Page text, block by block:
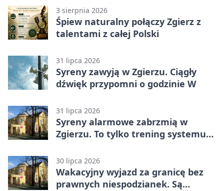
3 sierpnia 2026
Śpiew naturalny połączy Zgierz z
talentami z całej Polski
31 lipca 2026
Syreny zawyją w Zgierzu. Ciągły
dźwięk przypomni o godzinie W
31 lipca 2026
Syreny alarmowe zabrzmią w
Zgierzu. To tylko trening systemu
30 lipca 2026
Wakacyjny wyjazd za granicę bez
prawnych niespodzianek. Są